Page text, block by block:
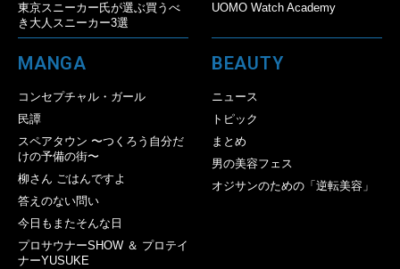
東京スニーカー氏が選ぶ買うべ
き大人スニーカー3選
UOMO Watch Academy
MANGA
コンセプチャル・ガール
民譚
スペアタウン 〜つくろう自分だ
けの予備の街〜
柳さん ごはんですよ
答えのない問い
今日もまたそんな日
プロサウナーSHOW ＆ プロテイ
ナーYUSUKE
BEAUTY
ニュース
トピック
まとめ
男の美容フェス
オジサンのための「逆転美容」